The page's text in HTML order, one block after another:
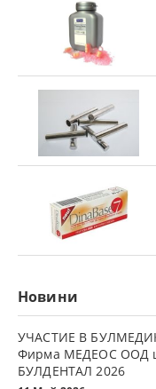
Новини
УЧАСТИЕ В
Фирма МЕДЕОС ООД
БУЛДЕНТАЛ 2026